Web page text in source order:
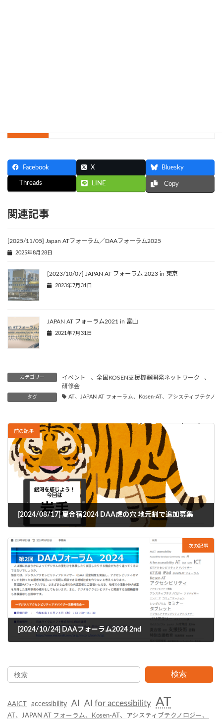
Facebook X Bluesky
Threads LINE Copy
関連記事
[2025/11/05] Japan ATフォーラム／DAAフォーラム2025
2025年8月28日
[2023/10/07] JAPAN AT フォーラム 2023 in 東京
2023年7月31日
JAPAN AT フォーラム2021 in 富山
2021年7月31日
カテゴリー イベント 、 全国KOSEN支援機器開発ネットワーク
、
研修会
タグ AT、JAPAN AT フォーラム、Kosen-AT、アシスティブテクノ
前の記事
[2024/08/17] 夏合宿2024 DAA虎の穴 地元割で追加募集
次の記事
[2024/10/24] DAAフォーラム2024 2nd
検索
AAICT accessibility AI AI for accessibility AT
AT、JAPAN AT フォーラム、Kosen-AT、アシスティブテクノロジー、